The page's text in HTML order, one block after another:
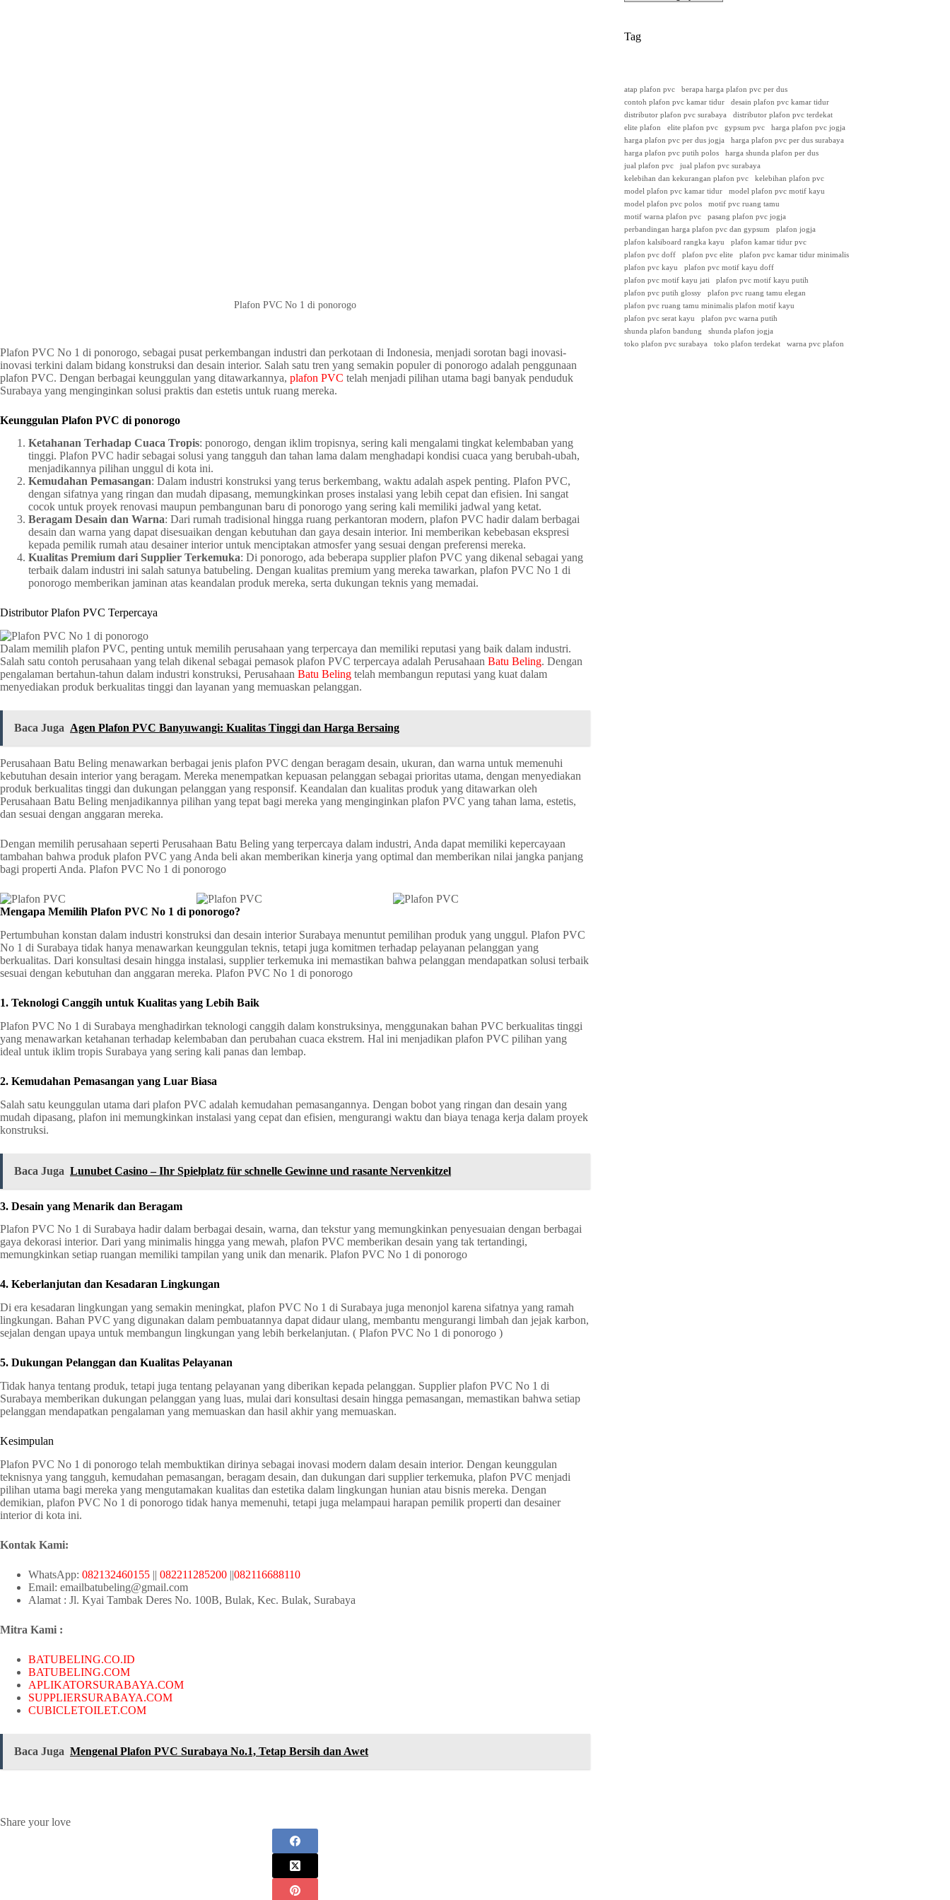
Plafon PVC No 1 di ponorogo
Plafon PVC No 1 di ponorogo, sebagai pusat perkembangan industri dan perkotaan di Indonesia, menjadi sorotan bagi inovasi-
inovasi terkini dalam bidang konstruksi dan desain interior. Salah satu tren yang semakin populer di ponorogo adalah penggunaan
plafon PVC. Dengan berbagai keunggulan yang ditawarkannya, plafon PVC telah menjadi pilihan utama bagi banyak penduduk
Surabaya yang menginginkan solusi praktis dan estetis untuk ruang mereka.
Keunggulan Plafon PVC di ponorogo
Ketahanan Terhadap Cuaca Tropis: ponorogo, dengan iklim tropisnya, sering kali mengalami tingkat kelembaban yang
tinggi. Plafon PVC hadir sebagai solusi yang tangguh dan tahan lama dalam menghadapi kondisi cuaca yang berubah-ubah,
menjadikannya pilihan unggul di kota ini.
Kemudahan Pemasangan: Dalam industri konstruksi yang terus berkembang, waktu adalah aspek penting. Plafon PVC,
dengan sifatnya yang ringan dan mudah dipasang, memungkinkan proses instalasi yang lebih cepat dan efisien. Ini sangat
cocok untuk proyek renovasi maupun pembangunan baru di ponorogo yang sering kali memiliki jadwal yang ketat.
Beragam Desain dan Warna: Dari rumah tradisional hingga ruang perkantoran modern, plafon PVC hadir dalam berbagai
desain dan warna yang dapat disesuaikan dengan kebutuhan dan gaya desain interior. Ini memberikan kebebasan ekspresi
kepada pemilik rumah atau desainer interior untuk menciptakan atmosfer yang sesuai dengan preferensi mereka.
Kualitas Premium dari Supplier Terkemuka: Di ponorogo, ada beberapa supplier plafon PVC yang dikenal sebagai yang
terbaik dalam industri ini salah satunya batubeling. Dengan kualitas premium yang mereka tawarkan, plafon PVC No 1 di
ponorogo memberikan jaminan atas keandalan produk mereka, serta dukungan teknis yang memadai.
Distributor Plafon PVC Terpercaya
Dalam memilih plafon PVC, penting untuk memilih perusahaan yang terpercaya dan memiliki reputasi yang baik dalam industri.
Salah satu contoh perusahaan yang telah dikenal sebagai pemasok plafon PVC terpercaya adalah Perusahaan Batu Beling. Dengan
pengalaman bertahun-tahun dalam industri konstruksi, Perusahaan Batu Beling telah membangun reputasi yang kuat dalam
menyediakan produk berkualitas tinggi dan layanan yang memuaskan pelanggan.
Baca Juga Agen Plafon PVC Banyuwangi: Kualitas Tinggi dan Harga Bersaing
Perusahaan Batu Beling menawarkan berbagai jenis plafon PVC dengan beragam desain, ukuran, dan warna untuk memenuhi
kebutuhan desain interior yang beragam. Mereka menempatkan kepuasan pelanggan sebagai prioritas utama, dengan menyediakan
produk berkualitas tinggi dan dukungan pelanggan yang responsif. Keandalan dan kualitas produk yang ditawarkan oleh
Perusahaan Batu Beling menjadikannya pilihan yang tepat bagi mereka yang menginginkan plafon PVC yang tahan lama, estetis,
dan sesuai dengan anggaran mereka.
Dengan memilih perusahaan seperti Perusahaan Batu Beling yang terpercaya dalam industri, Anda dapat memiliki kepercayaan
tambahan bahwa produk plafon PVC yang Anda beli akan memberikan kinerja yang optimal dan memberikan nilai jangka panjang
bagi properti Anda. Plafon PVC No 1 di ponorogo
Mengapa Memilih Plafon PVC No 1 di ponorogo?
Pertumbuhan konstan dalam industri konstruksi dan desain interior Surabaya menuntut pemilihan produk yang unggul. Plafon PVC
No 1 di Surabaya tidak hanya menawarkan keunggulan teknis, tetapi juga komitmen terhadap pelayanan pelanggan yang
berkualitas. Dari konsultasi desain hingga instalasi, supplier terkemuka ini memastikan bahwa pelanggan mendapatkan solusi terbaik
sesuai dengan kebutuhan dan anggaran mereka. Plafon PVC No 1 di ponorogo
1. Teknologi Canggih untuk Kualitas yang Lebih Baik
Plafon PVC No 1 di Surabaya menghadirkan teknologi canggih dalam konstruksinya, menggunakan bahan PVC berkualitas tinggi
yang menawarkan ketahanan terhadap kelembaban dan perubahan cuaca ekstrem. Hal ini menjadikan plafon PVC pilihan yang
ideal untuk iklim tropis Surabaya yang sering kali panas dan lembap.
2. Kemudahan Pemasangan yang Luar Biasa
Salah satu keunggulan utama dari plafon PVC adalah kemudahan pemasangannya. Dengan bobot yang ringan dan desain yang
mudah dipasang, plafon ini memungkinkan instalasi yang cepat dan efisien, mengurangi waktu dan biaya tenaga kerja dalam proyek
konstruksi.
Baca Juga Lunubet Casino – Ihr Spielplatz für schnelle Gewinne und rasante Nervenkitzel
3. Desain yang Menarik dan Beragam
Plafon PVC No 1 di Surabaya hadir dalam berbagai desain, warna, dan tekstur yang memungkinkan penyesuaian dengan berbagai
gaya dekorasi interior. Dari yang minimalis hingga yang mewah, plafon PVC memberikan desain yang tak tertandingi,
memungkinkan setiap ruangan memiliki tampilan yang unik dan menarik. Plafon PVC No 1 di ponorogo
4. Keberlanjutan dan Kesadaran Lingkungan
Di era kesadaran lingkungan yang semakin meningkat, plafon PVC No 1 di Surabaya juga menonjol karena sifatnya yang ramah
lingkungan. Bahan PVC yang digunakan dalam pembuatannya dapat didaur ulang, membantu mengurangi limbah dan jejak karbon,
sejalan dengan upaya untuk membangun lingkungan yang lebih berkelanjutan. ( Plafon PVC No 1 di ponorogo )
5. Dukungan Pelanggan dan Kualitas Pelayanan
Tidak hanya tentang produk, tetapi juga tentang pelayanan yang diberikan kepada pelanggan. Supplier plafon PVC No 1 di
Surabaya memberikan dukungan pelanggan yang luas, mulai dari konsultasi desain hingga pemasangan, memastikan bahwa setiap
pelanggan mendapatkan pengalaman yang memuaskan dan hasil akhir yang memuaskan.
Kesimpulan
Plafon PVC No 1 di ponorogo telah membuktikan dirinya sebagai inovasi modern dalam desain interior. Dengan keunggulan
teknisnya yang tangguh, kemudahan pemasangan, beragam desain, dan dukungan dari supplier terkemuka, plafon PVC menjadi
pilihan utama bagi mereka yang mengutamakan kualitas dan estetika dalam lingkungan hunian atau bisnis mereka. Dengan
demikian, plafon PVC No 1 di ponorogo tidak hanya memenuhi, tetapi juga melampaui harapan pemilik properti dan desainer
interior di kota ini.
Kontak Kami:
WhatsApp: 082132460155 || 082211285200 ||082116688110
Email: emailbatubeling@gmail.com
Alamat : Jl. Kyai Tambak Deres No. 100B, Bulak, Kec. Bulak, Surabaya
Mitra Kami :
BATUBELING.CO.ID
BATUBELING.COM
APLIKATORSURABAYA.COM
SUPPLIERSURABAYA.COM
CUBICLETOILET.COM
Baca Juga Mengenal Plafon PVC Surabaya No.1, Tetap Bersih dan Awet
Share your love
Tag
atap plafon pvc
berapa harga plafon pvc per dus
contoh plafon pvc kamar tidur
desain plafon pvc kamar tidur
distributor plafon pvc surabaya
distributor plafon pvc terdekat
elite plafon
elite plafon pvc gypsum pvc
harga plafon pvc jogja
harga plafon pvc per dus jogja
harga plafon pvc per dus surabaya
harga plafon pvc putih polos
harga shunda plafon per dus
jual plafon pvc
jual plafon pvc surabaya
kelebihan dan kekurangan plafon pvc
kelebihan plafon pvc
model plafon pvc kamar tidur
model plafon pvc motif kayu
model plafon pvc polos
motif pvc ruang tamu
motif warna plafon pvc
pasang plafon pvc jogja
perbandingan harga plafon pvc dan gypsum
plafon jogja
plafon kalsiboard rangka kayu
plafon kamar tidur pvc
plafon pvc doff
plafon pvc elite
plafon pvc kamar tidur minimalis
plafon pvc kayu
plafon pvc motif kayu doff
plafon pvc motif kayu jati
plafon pvc motif kayu putih
plafon pvc putih glossy
plafon pvc ruang tamu elegan
plafon pvc ruang tamu minimalis plafon motif kayu
plafon pvc serat kayu
plafon pvc warna putih
shunda plafon bandung
shunda plafon jogja
toko plafon pvc surabaya
toko plafon terdekat warna pvc plafon